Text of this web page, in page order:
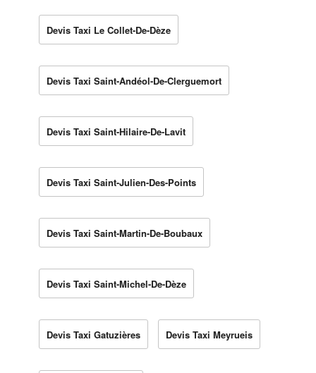
Devis Taxi Le Collet-De-Dèze
Devis Taxi Saint-Andéol-De-Clerguemort
Devis Taxi Saint-Hilaire-De-Lavit
Devis Taxi Saint-Julien-Des-Points
Devis Taxi Saint-Martin-De-Boubaux
Devis Taxi Saint-Michel-De-Dèze
Devis Taxi Gatuzières Devis Taxi Meyrueis